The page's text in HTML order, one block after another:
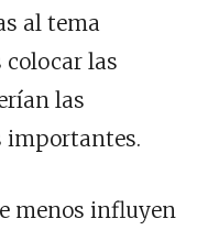
al tema
colocar las
las
importantes.
menos influyen